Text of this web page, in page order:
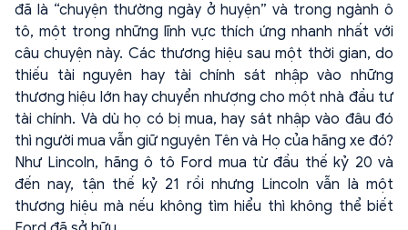
đã là “chuyện thường ngày ở huyện” và trong ngành ô
tô, một trong những lĩnh vực thích ứng nhanh nhất với
câu chuyện này. Các thương hiệu sau một thời gian, do
thiếu tài nguyên hay tài chính sát nhập vào những
thương hiệu lớn hay chuyển nhượng cho một nhà đầu tư
tài chính. Và dù họ có bị mua, hay sát nhập vào đâu đó
thì người mua vẫn giữ nguyên Tên và Họ của hãng xe đó?
Như Lincoln, hãng ô tô Ford mua từ đầu thế kỷ 20 và
đến nay, tận thế kỷ 21 rồi nhưng Lincoln vẫn là một
thương hiệu mà nếu không tìm hiểu thì không thể biết